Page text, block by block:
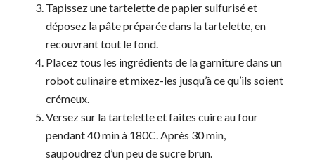
Tapissez une tartelette de papier sulfurisé et
déposez la pâte préparée dans la tartelette, en
recouvrant tout le fond.
Placez tous les ingrédients de la garniture dans un
robot culinaire et mixez-les jusqu’à ce qu’ils soient
crémeux.
Versez sur la tartelette et faites cuire au four
pendant 40 min à 180C. Après 30 min,
saupoudrez d’un peu de sucre brun.